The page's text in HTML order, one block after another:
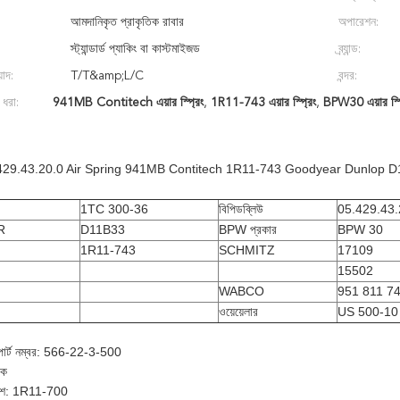
আমদানিকৃত প্রাকৃতিক রাবার অপারেশন:
স্ট্যান্ডার্ড প্যাকিং বা কাস্টমাইজড ব্র্যান্ড:
T/T&amp;L/C বন্দর:
941MB Contitech এয়ার স্প্রিং, 1R11-743 এয়ার স্প্রিং, BPW30 এয়ার
Air Spring 941MB Contitech 1R11-743 Goodyear Dunlop
1TC 300-36 বিপিডব্লিউ
D11B33 BPW প্রকার
BPW 30
1R11-743
SCHMITZ
17109
15502
WABCO
951 811
ওয়েয়েলার
US 500-
পার্ট নম্বর: 566-22-3-500
1R11-700